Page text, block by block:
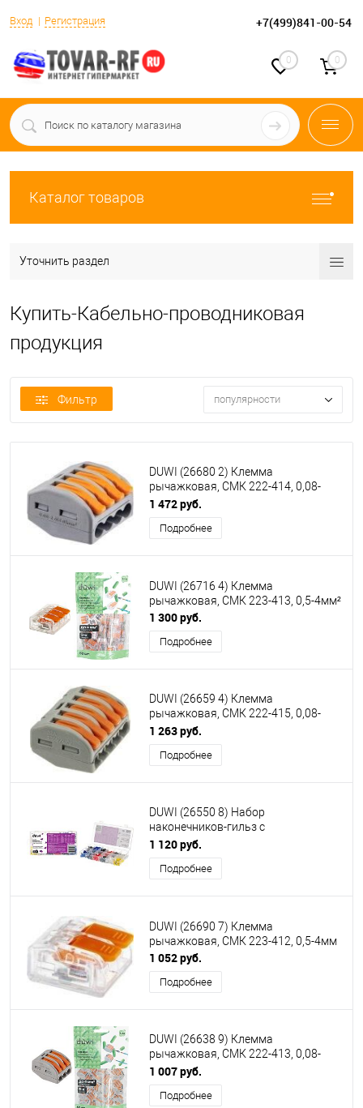
Вход Регистрация +7(499)841-00-54
0 0
Каталог товаров
Уточнить раздел
Купить-Кабельно-проводниковая
продукция
Фильтр популярности
DUWI (26680 2) Клемма
рычажковая, СМК 222-414, 0,08-
4мм², серый
1 472 руб.
Подробнее
DUWI (26716 4) Клемма
рычажковая, СМК 223-413, 0,5-4мм²
1 300 руб.
Подробнее
DUWI (26659 4) Клемма
рычажковая, СМК 222-415, 0,08-
4мм², серый
1 263 руб.
Подробнее
DUWI (26550 8) Набор
наконечников-гильз с
изолированным фланцем, НШВИ
1 120 руб.
Подробнее
DUWI (26690 7) Клемма
рычажковая, СМК 223-412, 0,5-4мм
1 052 руб.
Подробнее
DUWI (26638 9) Клемма
рычажковая, СМК 222-413, 0,08-
4мм², серый
1 007 руб.
Подробнее